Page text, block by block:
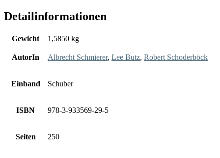
Detailinformationen
Gewicht 1,5850 kg
AutorIn Albrecht Schmierer, Lee Butz, Robert Schoderböck
Einband Schuber
ISBN 978-3-933569-29-5
Seiten 250